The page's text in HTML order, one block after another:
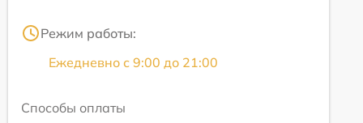
Режим работы:
Ежедневно с 9:00 до 21:00
Способы оплаты